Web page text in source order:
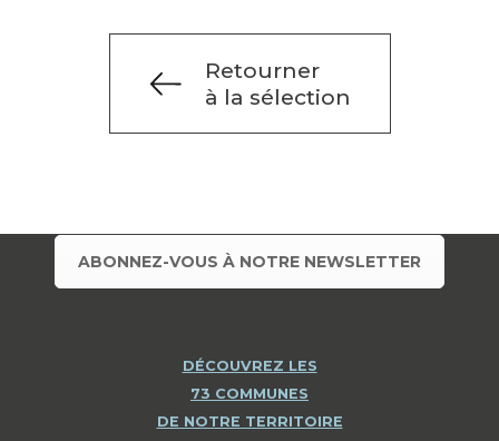
Retourner
à la sélection
ABONNEZ-VOUS À NOTRE NEWSLETTER
DÉCOUVREZ LES
73 COMMUNES
DE NOTRE TERRITOIRE